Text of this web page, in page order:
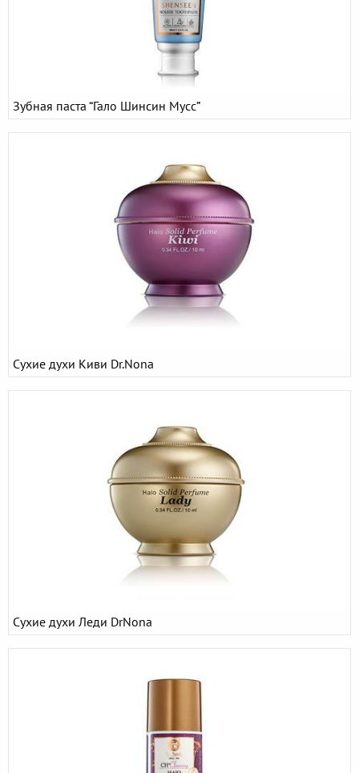
Зубная паста “Гало Шинсин Мусс”
Сухие духи Киви Dr.Nona
Сухие духи Леди DrNona